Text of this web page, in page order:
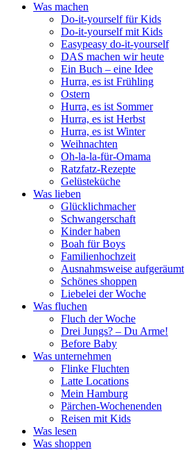
Was machen
Do-it-yourself für Kids
Do-it-yourself mit Kids
Easypeasy do-it-yourself
DAS machen wir heute
Ein Buch – eine Idee
Hurra, es ist Frühling
Ostern
Hurra, es ist Sommer
Hurra, es ist Herbst
Hurra, es ist Winter
Weihnachten
Oh-la-la-für-Omama
Ratzfatz-Rezepte
Gelüsteküche
Was lieben
Glücklichmacher
Schwangerschaft
Kinder haben
Boah für Boys
Familienhochzeit
Ausnahmsweise aufgeräumt
Schönes shoppen
Liebelei der Woche
Was fluchen
Fluch der Woche
Drei Jungs? – Du Arme!
Before Baby
Was unternehmen
Flinke Fluchten
Latte Locations
Mein Hamburg
Pärchen-Wochenenden
Reisen mit Kids
Was lesen
Was shoppen